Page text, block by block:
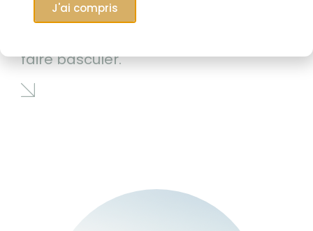
faire basculer.
J'ai compris